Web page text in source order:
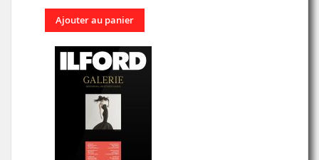
Ajouter au panier